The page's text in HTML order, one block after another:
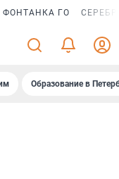
ФОНТАНКА ГО
Образование в